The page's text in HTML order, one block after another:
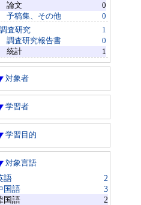
論文
0
予稿集、その他
0
調査研究
1
調査研究報告書
0
統計
1
対象者
学習者
学習目的
対象言語
語
2
国語
3
国語
2